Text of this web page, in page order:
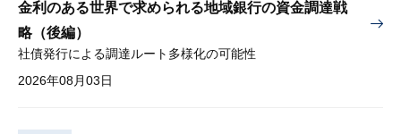
金利のある世界で求められる地域銀行の資金調達戦
略（後編）
社債発行による調達ルート多様化の可能性
2026年08月03日